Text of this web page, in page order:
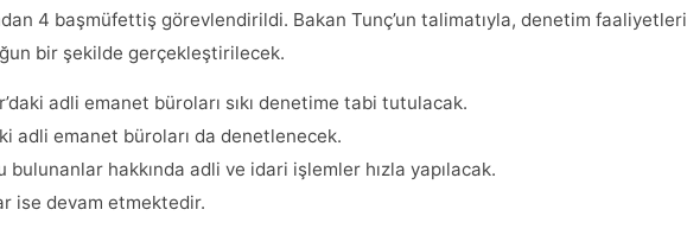
4 başmüfettiş görevlendirildi. Bakan Tunç’un talimatıyla, denetim faaliyetleri
bir şekilde gerçekleştirilecek.
adli emanet büroları sıkı denetime tabi tutulacak.
adli emanet büroları da denetlenecek.
bulunanlar hakkında adli ve idari işlemler hızla yapılacak.
ise devam etmektedir.